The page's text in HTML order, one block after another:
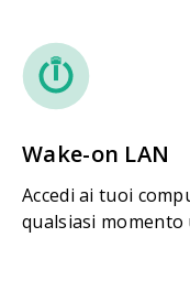
Wake-on LAN
Accedi ai tuoi
qualsiasi momento